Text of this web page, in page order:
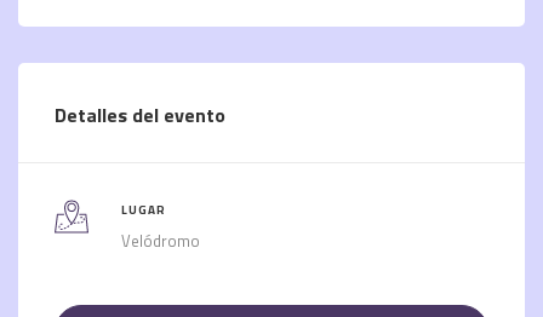
Detalles del evento
LUGAR
Velódromo